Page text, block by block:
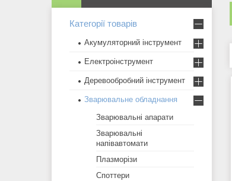
Категорії товарів
Акумуляторний інструмент
Електроінструмент
Деревообробний інструмент
Зварювальне обладнання
Зварювальні апарати
Зварювальні
напівавтомати
Плазморізи
Споттери